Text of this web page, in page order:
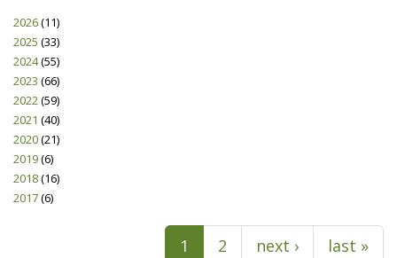
2026(11)
2025 (33)
2024(55)
2023 (66)
2022(59)
2021 (40)
2020(21)
2019(6)
2018(16)
2017(6)
1 2 next › last »